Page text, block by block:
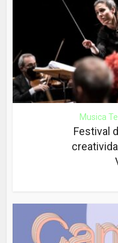
Musica
Festival